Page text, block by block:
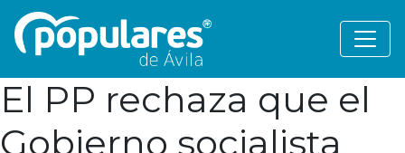
El PP rechaza que el
Gobierno socialista